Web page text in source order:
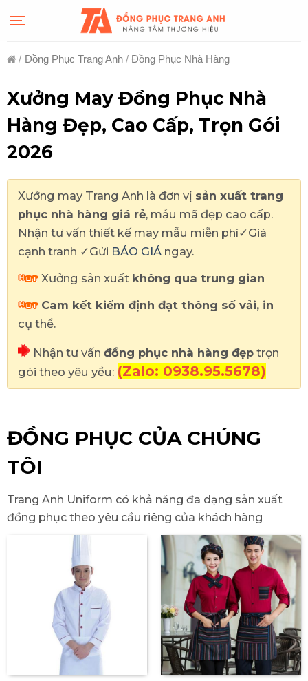
/ Đồng Phục Trang Anh / Đồng Phục Nhà Hàng
Xưởng May Đồng Phục Nhà
Hàng Đẹp, Cao Cấp, Trọn Gói
2026
Xưởng may Trang Anh là đơn vị sản xuất trang
phục nhà hàng giá rẻ, mẫu mã đẹp cao cấp.
Nhận tư vấn thiết kế may mẫu miễn phí✓Giá
cạnh tranh ✓Gửi BÁO GIÁ ngay.
Xưởng sản xuất không qua trung gian
Cam kết kiểm định đạt thông số vải, in
cụ thể.
Nhận tư vấn đồng phục nhà hàng đẹp trọn
gói theo yêu yều: (Zalo: 0938.95.5678)
ĐỒNG PHỤC CỦA CHÚNG
TÔI
Trang Anh Uniform có khả năng đa dạng sản xuất
đồng phục theo yêu cầu riêng của khách hàng